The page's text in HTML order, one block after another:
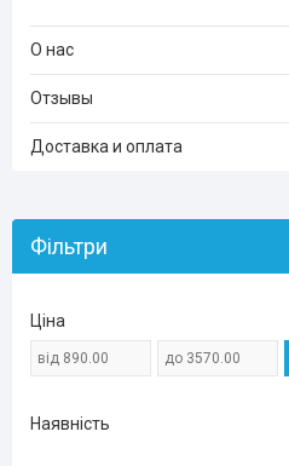
О нас
Отзывы
Доставка и оплата
Фільтри
Ціна
Наявність